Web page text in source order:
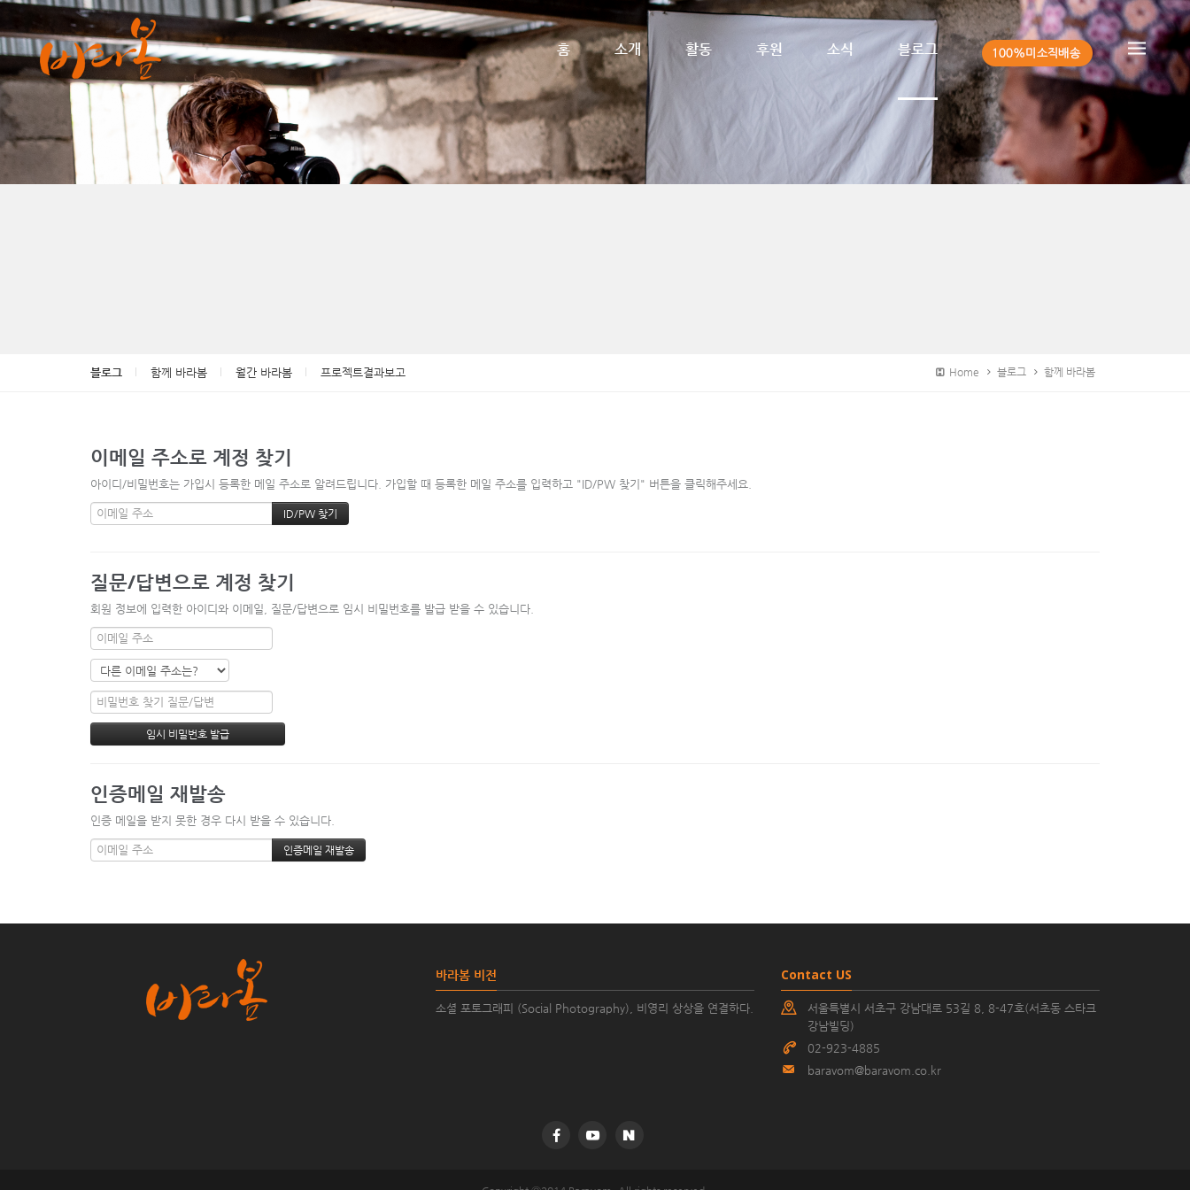
홈 소개 활동 후원 소식 블로그
블로그 함께 바라봄 월간 바라봄 프로젝트결과보고 Home 블로그 함께 바라봄
이메일 주소로 계정 찾기
아이디/비밀번호는 가입시 등록한 메일 주소로 알려드립니다. 가입할 때 등록한 메일 주소를 입력하고 "ID/PW 찾기" 버튼을 클릭해주세요.
질문/답변으로 계정 찾기
회원 정보에 입력한 아이디와 이메일, 질문/답변으로 임시 비밀번호를 발급 받을 수 있습니다.
인증메일 재발송
인증 메일을 받지 못한 경우 다시 받을 수 있습니다.
바라봄 비전
소셜 포토그래피 (Social Photography), 비영리 상상을 연결하다.
Contact US
서울특별시 서초구 강남대로 53길 8, 8-47호(서초동 스타크
강남빌딩)
02-923-4885
baravom@baravom.co.kr